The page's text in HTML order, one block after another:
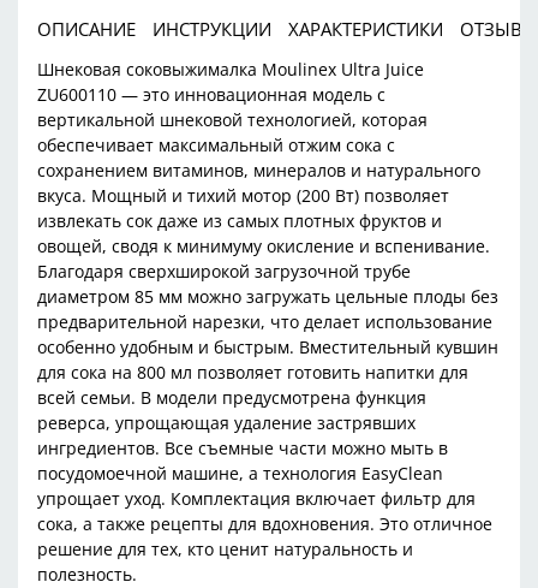
ОПИСАНИЕ ИНСТРУКЦИИ ХАРАКТЕРИСТИКИ ОТЗЫВЫ
Шнековая соковыжималка Moulinex Ultra Juice
ZU600110 — это инновационная модель с
вертикальной шнековой технологией, которая
обеспечивает максимальный отжим сока с
сохранением витаминов, минералов и натурального
вкуса. Мощный и тихий мотор (200 Вт) позволяет
извлекать сок даже из самых плотных фруктов и
овощей, сводя к минимуму окисление и вспенивание.
Благодаря сверхширокой загрузочной трубе
диаметром 85 мм можно загружать цельные плоды без
предварительной нарезки, что делает использование
особенно удобным и быстрым. Вместительный кувшин
для сока на 800 мл позволяет готовить напитки для
всей семьи. В модели предусмотрена функция
реверса, упрощающая удаление застрявших
ингредиентов. Все съемные части можно мыть в
посудомоечной машине, а технология EasyClean
упрощает уход. Комплектация включает фильтр для
сока, а также рецепты для вдохновения. Это отличное
решение для тех, кто ценит натуральность и
полезность.
раз в 2 недели
раз в 2 недели
Остались вопросы?
plait.ru